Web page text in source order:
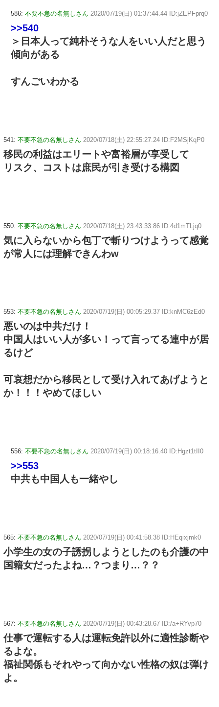
586: 不要不急の名無しさん 2020/07/19(日) 01:37:44.44 ID:jZEPFprq0
>>540
＞日本人って純朴そうな人をいい人だと思う
傾向がある
すんごいわかる
541: 不要不急の名無しさん 2020/07/18(土) 22:55:27.24 ID:F2MSjKqP0
移民の利益はエリートや富裕層が享受して
リスク、コストは庶民が引き受ける構図
550: 不要不急の名無しさん 2020/07/18(土) 23:43:33.86 ID:4d1mTLjq0
気に入らないから包丁で斬りつけようって感覚
が常人には理解できんわw
553: 不要不急の名無しさん 2020/07/19(日) 00:05:29.37 ID:knMC6zEd0
悪いのは中共だけ！
中国人はいい人が多い！って言ってる連中が居
るけど
可哀想だから移民として受け入れてあげようと
か！！！やめてほしい
556: 不要不急の名無しさん 2020/07/19(日) 00:18:16.40 ID:Hgzt1tII0
>>553
中共も中国人も一緒やし
565: 不要不急の名無しさん 2020/07/19(日) 00:41:58.38 ID:HEqixjmk0
小学生の女の子誘拐しようとしたのも介護の中
国籍女だったよね…？つまり…？？
567: 不要不急の名無しさん 2020/07/19(日) 00:43:28.67 ID:/a+RYvp70
仕事で運転する人は運転免許以外に適性診断や
るよな。
福祉関係もそれやって向かない性格の奴は弾け
よ。